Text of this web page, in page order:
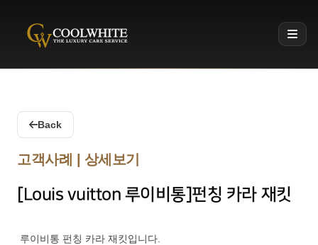
Coolwhite
Back
고객사례 | 상세보기
[Louis vuitton 루이비통]펀칭 카라 재킷
루이비통 펀칭 카라 재킷입니다.